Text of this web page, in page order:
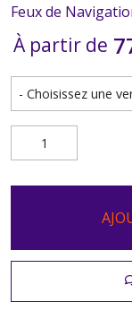
Feux de
À partir de